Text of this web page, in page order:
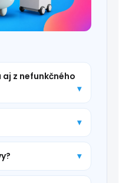
z nefunkčného